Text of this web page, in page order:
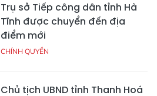
Trụ sở Tiếp công dân tỉnh Hà
Tĩnh được chuyển đến địa
điểm mới
CHÍNH QUYỀN
Chủ tịch UBND tỉnh Thanh Hoá